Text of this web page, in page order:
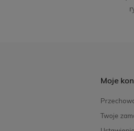
Moje
Twoje